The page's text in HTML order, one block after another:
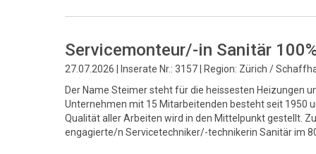
Servicemonteur/-in Sanitär
27.07.2026 | Inserate Nr.: 3157 | Region: Zürich /
Der Name Steimer steht für die heissesten Heizungen
Unternehmen mit 15 Mitarbeitenden besteht seit 1950
Qualität aller Arbeiten wird in den Mittelpunkt gestellt.
engagierte/n Servicetechniker/-technikerin Sanitär im